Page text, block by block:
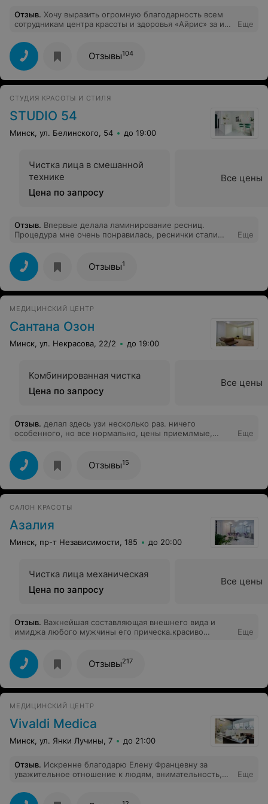
Отзыв. Хочу выразить огромную благодарность всем
сотрудникам центра красоты и здоровья «Айрис» за их
каждому клиенту! Спасибо большое за ваш труд!
Еще
Отзывы104
СТУДИЯ КРАСОТЫ И СТИЛЯ
STUDIO 54
Минск, ул. Белинского, 54 до 19:00
Чистка лица в смешанной
технике
Цена по запросу
Все цены
Отзыв. Впервые делала ламинирование ресниц.
Процедура мне очень понравилась, реснички стали
хватило на 1.5 месяца, что очень удобно. В течении
этого времени тушью я не пользовалась)
Еще
Отзывы1
МЕДИЦИНСКИЙ ЦЕНТР
Сантана Озон
Минск, ул. Некрасова, 22/2 до 19:00
Комбинированная чистка
Цена по запросу
Все цены
Отзыв. делал здесь узи несколько раз. ничего
особенного, но все нормально, цены приемлмые,
Еще
Отзывы15
САЛОН КРАСОТЫ
Азалия
Минск, пр-т Независимости, 185 до 20:00
Чистка лица механическая
Цена по запросу
Все цены
Отзыв. Важнейшая составляющая внешнего вида и
имиджа любого мужчины его прическа.красиво
Марина это супер, это профи. Это талант.
Еще
Отзывы217
МЕДИЦИНСКИЙ ЦЕНТР
Vivaldi Medica
Минск, ул. Янки Лучины, 7 до 21:00
Отзыв. Искренне благодарю Елену Францевну за
уважительное отношение к людям, внимательность,
желаю Вам, здоровья, терпения и сил, успехов,
Еще